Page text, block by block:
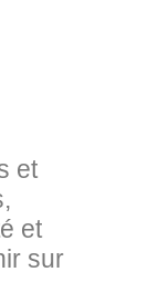
et
et
sur